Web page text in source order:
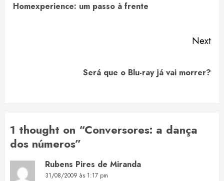
Homexperience: um passo à frente
Next
Será que o Blu-ray já vai morrer?
1 thought on “Conversores: a dança
dos números”
Rubens Pires de Miranda
31/08/2009 às 1:17 pm